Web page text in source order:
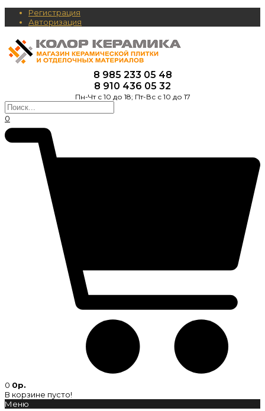
Регистрация
Авторизация
8 985 233 05 48
8 910 436 05 32
Пн-Чт с 10 до 18; Пт-Вс с 10 до 17
0
0 0р.
В корзине пусто!
Меню